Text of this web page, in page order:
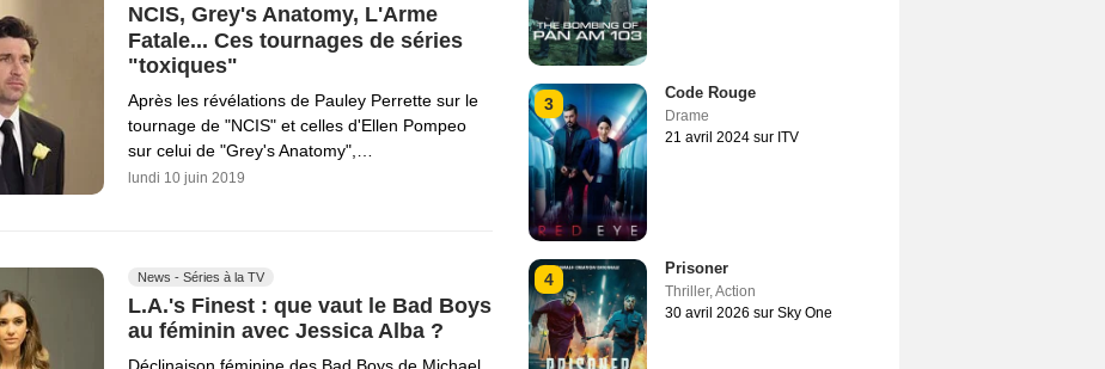
NCIS, Grey's Anatomy, L'Arme
Fatale... Ces tournages de séries
"toxiques"
Après les révélations de Pauley Perrette sur le
tournage de "NCIS" et celles d'Ellen Pompeo
sur celui de "Grey's Anatomy",…
lundi 10 juin 2019
News - Séries à la TV
L.A.'s Finest : que vaut le Bad Boys
au féminin avec Jessica Alba ?
3
Code Rouge
Drame
21 avril 2024 sur ITV
4
Prisoner
Thriller,Action
30 avril 2026 sur Sky One